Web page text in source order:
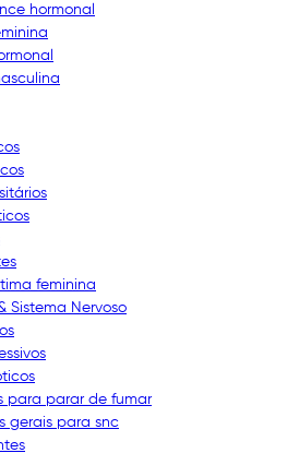
hormonal
feminina
Sistema Nervoso
para parar de fumar
gerais para snc